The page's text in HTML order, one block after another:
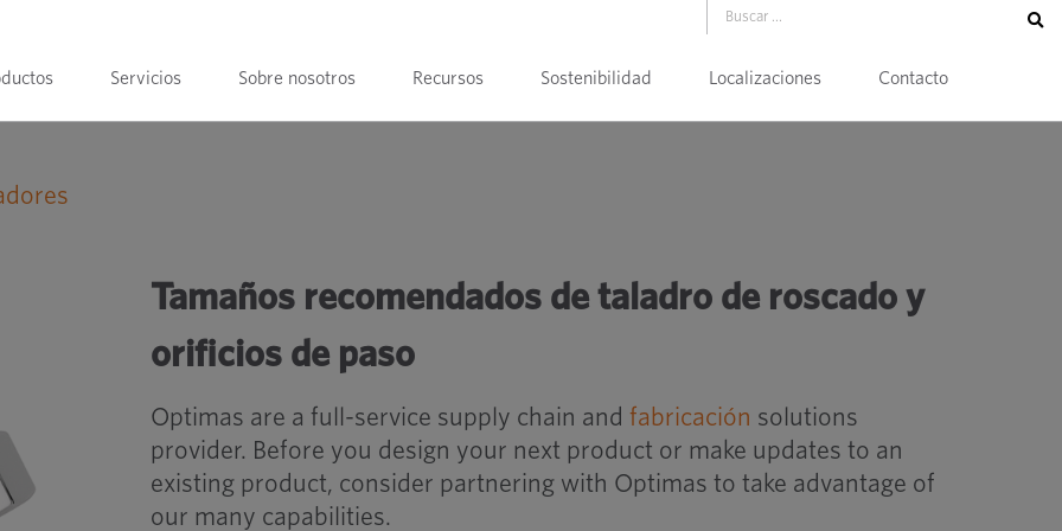
Servicios Sobre nosotros Recursos Sostenibilidad Localizaciones Contacto
Tamaños recomendados de taladro de roscado y
orificios de paso
Optimas are a full-service supply chain andfabricación solutions
provider. Before you design your next product or make updates to an
existing product, consider partnering with Optimas to take advantage of
our many capabilities.